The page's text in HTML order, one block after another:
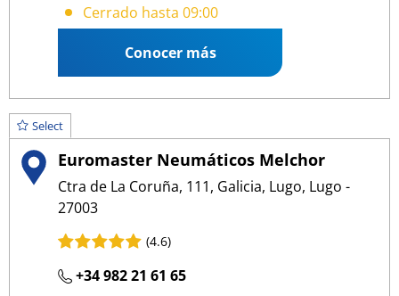
Lunes- Viernes: 09:00 13:00
Cerrado hasta 09:00
Conocer más
Select
Euromaster Neumáticos Melchor
Ctra de La Coruña, 111, Galicia, Lugo, Lugo -
27003
(4.6)
+34 982 21 61 65